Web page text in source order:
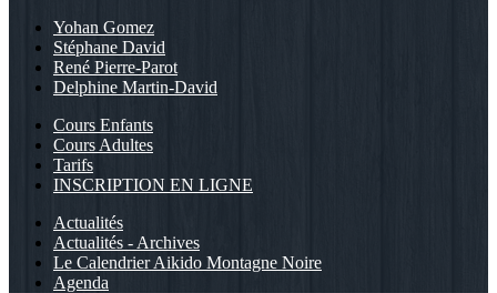
Yohan Gomez
Stéphane David
René Pierre-Parot
Delphine Martin-David
Cours Enfants
Cours Adultes
Tarifs
INSCRIPTION EN LIGNE
Actualités
Actualités - Archives
Le Calendrier Aikido Montagne Noire
Agenda